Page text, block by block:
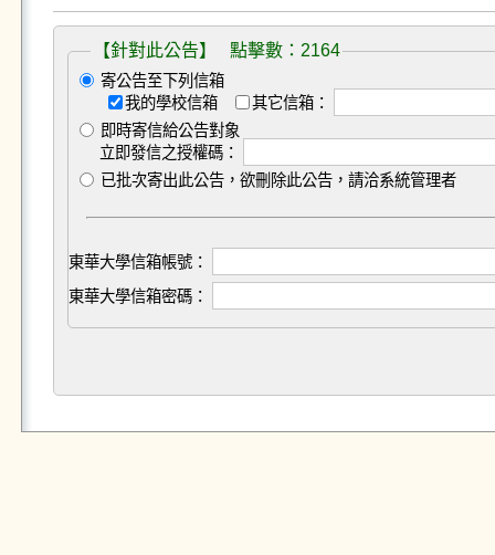
【針對此公告】 點擊數：2164
寄公告至下列信箱
我的學校信箱
其它信箱：
即時寄信給公告對象
立即發信之授權碼：
已批次寄出此公告，欲刪除此公告，請洽系統管理者
東華大學信箱帳號：
東華大學信箱密碼：